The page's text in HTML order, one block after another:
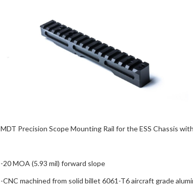
MDT Precision Scope Mounting Rail for the ESS Chassis
-20 MOA (5.93 mil) forward slope
-CNC machined from solid billet 6061-T6 aircraft grade